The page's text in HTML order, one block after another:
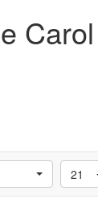
21